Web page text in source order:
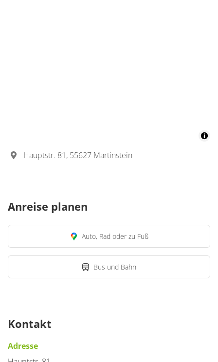
Hauptstr. 81, 55627 Martinstein
Anreise planen
Auto, Rad oder zu Fuß
Bus und Bahn
Kontakt
Adresse